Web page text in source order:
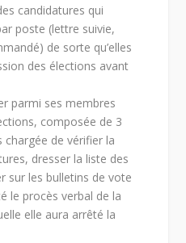
candidatures qui
poste (lettre suivie,
de sorte qu’elles
des élections avant
parmi ses membres
composée de 3
chargée de vérifier la
dresser la liste des
sur les bulletins de vote
le procès verbal de la
elle aura arrêté la